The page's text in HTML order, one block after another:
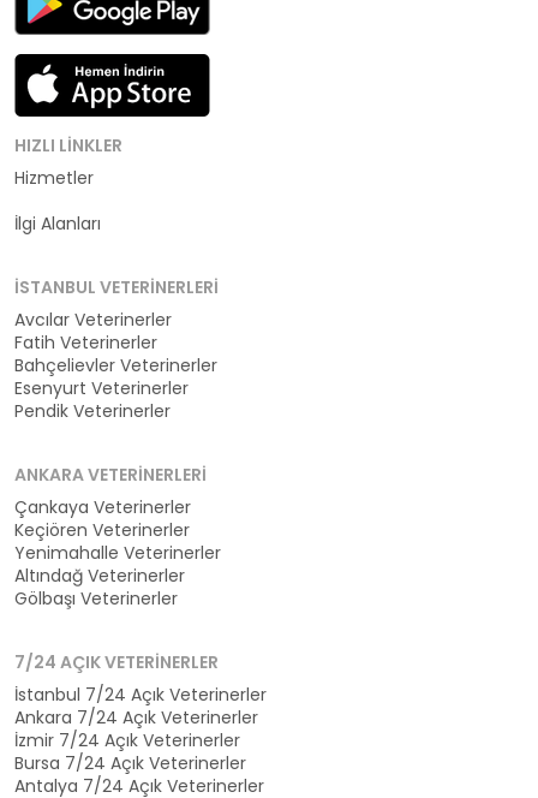
HIZLI LINKLER
Hizmetler
İlgi Alanları
İSTANBUL VETERINERLERI
Avcılar Veterinerler
Fatih Veterinerler
Bahçelievler Veterinerler
Esenyurt Veterinerler
Pendik Veterinerler
ANKARA VETERINERLERI
Çankaya Veterinerler
Keçiören Veterinerler
Yenimahalle Veterinerler
Altındağ Veterinerler
Gölbaşı Veterinerler
7/24 AÇIK VETERINERLER
İstanbul 7/24 Açık Veterinerler
Ankara 7/24 Açık Veterinerler
İzmir 7/24 Açık Veterinerler
Bursa 7/24 Açık Veterinerler
Antalya 7/24 Açık Veterinerler